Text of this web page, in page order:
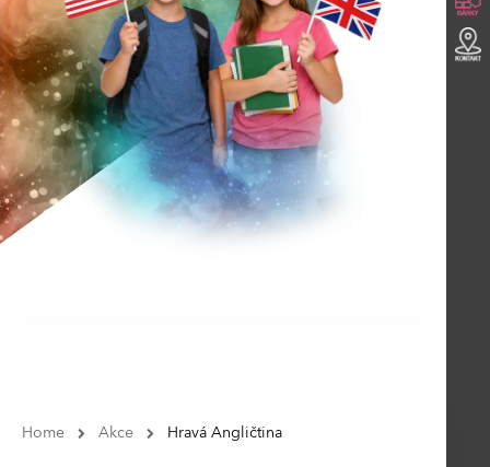
Home Akce Hravá Angličtina